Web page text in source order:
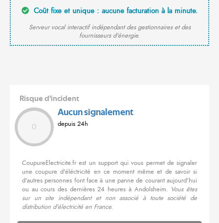
Coût fixe et unique : aucune facturation à la minute.
Serveur vocal interactif indépendant des gestionnaires et des
fournisseurs d'énergie.
Risque d'incident
0
Aucun signalement
depuis 24h
CoupureElectricite.fr est un support qui vous permet de signaler
une coupure d'éléctricité en ce moment même et de savoir si
d'autres personnes font face à une panne de courant aujourd'hui
ou au cours des dernières 24 heures à Andolsheim. Vous êtes
sur un site indépendant et non associé à toute société de
distribution d'électricité en France.